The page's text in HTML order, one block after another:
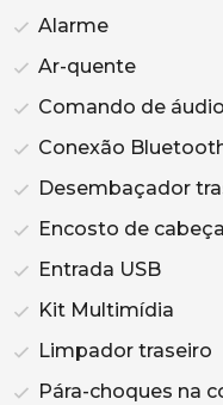
Alarme
Ar-quente
Comando de
Conexão
Desembaçador
Encosto de
Entrada USB
Kit Multimídia
Limpador traseiro
Pára-choques na